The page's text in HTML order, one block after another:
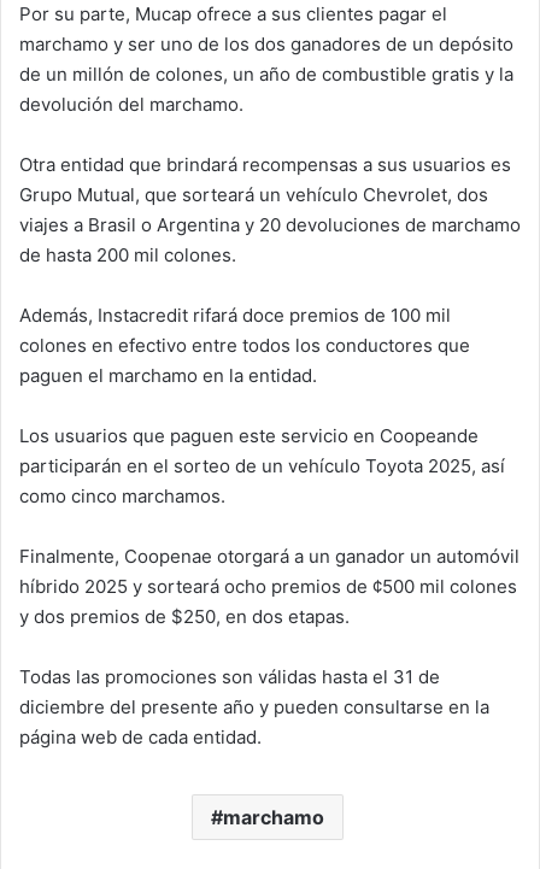
Por su parte, Mucap ofrece a sus clientes pagar el
marchamo y ser uno de los dos ganadores de un depósito
de un millón de colones, un año de combustible gratis y la
devolución del marchamo.
Otra entidad que brindará recompensas a sus usuarios es
Grupo Mutual, que sorteará un vehículo Chevrolet, dos
viajes a Brasil o Argentina y 20 devoluciones de marchamo
de hasta 200 mil colones.
Además, Instacredit rifará doce premios de 100 mil
colones en efectivo entre todos los conductores que
paguen el marchamo en la entidad.
Los usuarios que paguen este servicio en Coopeande
participarán en el sorteo de un vehículo Toyota 2025, así
como cinco marchamos.
Finalmente, Coopenae otorgará a un ganador un automóvil
híbrido 2025 y sorteará ocho premios de ¢500 mil colones
y dos premios de $250, en dos etapas.
Todas las promociones son válidas hasta el 31 de
diciembre del presente año y pueden consultarse en la
página web de cada entidad.
marchamo